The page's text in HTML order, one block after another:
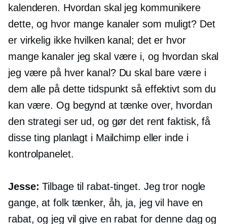
kalenderen. Hvordan skal jeg kommunikere
dette, og hvor mange kanaler som muligt? Det
er virkelig ikke hvilken kanal; det er hvor
mange kanaler jeg skal være i, og hvordan skal
jeg være på hver kanal? Du skal bare være i
dem alle på dette tidspunkt så effektivt som du
kan være. Og begynd at tænke over, hvordan
den strategi ser ud, og gør det rent faktisk, få
disse ting planlagt i Mailchimp eller inde i
kontrolpanelet.
Jesse: Tilbage til rabat-tinget. Jeg tror nogle
gange, at folk tænker, åh, ja, jeg vil have en
rabat, og jeg vil give en rabat for denne dag og